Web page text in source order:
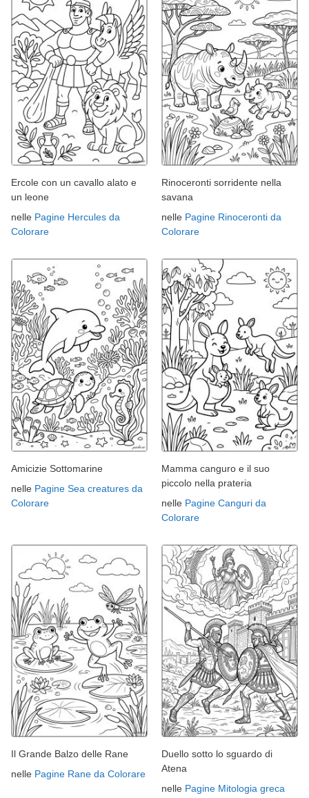
Ercole con un cavallo alato e
un leone
nelle Pagine Hercules da
Colorare
Rinoceronti sorridente nella
savana
nelle Pagine Rinoceronti da
Colorare
Amicizie Sottomarine
nelle Pagine Sea creatures da
Colorare
Mamma canguro e il suo
piccolo nella prateria
nelle Pagine Canguri da
Colorare
Il Grande Balzo delle Rane
nelle Pagine Rane da Colorare
Duello sotto lo sguardo di
Atena
nelle Pagine Mitologia greca